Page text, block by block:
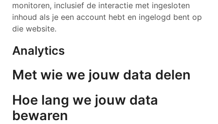
monitoren, inclusief de interactie met ingesloten
inhoud als je een account hebt en ingelogd bent op
die website.
Analytics
Met wie we jouw data delen
Hoe lang we jouw data
bewaren